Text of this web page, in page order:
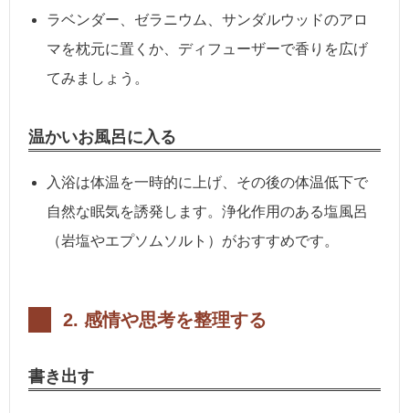
ラベンダー、ゼラニウム、サンダルウッドのアロ
マを枕元に置くか、ディフューザーで香りを広げ
てみましょう。
温かいお風呂に入る
入浴は体温を一時的に上げ、その後の体温低下で
自然な眠気を誘発します。浄化作用のある塩風呂
（岩塩やエプソムソルト）がおすすめです。
2. 感情や思考を整理する
書き出す